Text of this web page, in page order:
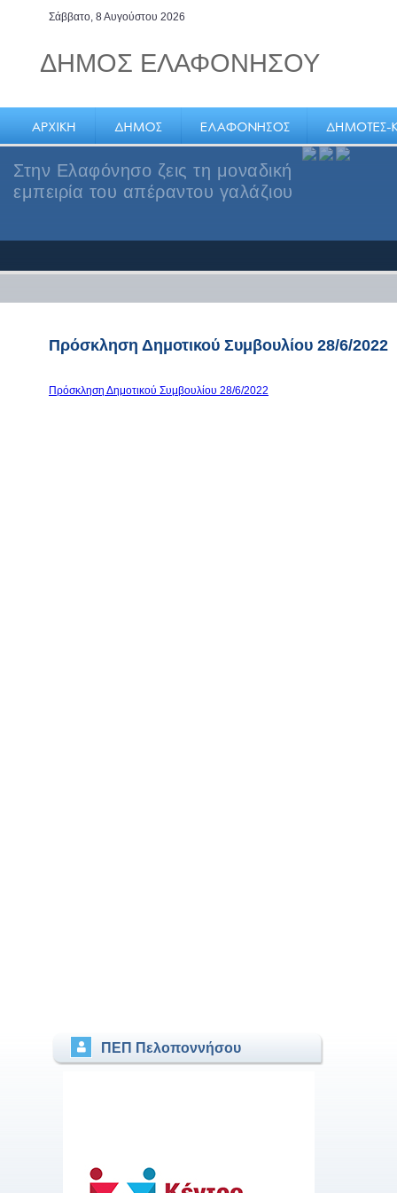
Σάββατο, 8 Αυγούστου 2026
ΔΗΜΟΣ ΕΛΑΦΟΝΗΣΟΥ
Στην Ελαφόνησο ζεις τη μοναδική
εμπειρία του απέραντου γαλάζιου
Πρόσκληση Δημοτικού Συμβουλίου 28/6/2022
Πρόσκληση Δημοτικού Συμβουλίου 28/6/2022
ΠΕΠ Πελοποννήσου